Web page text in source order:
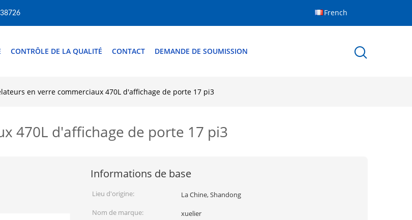
French
CONTRÔLE DE LA QUALITÉ CONTACT DEMANDE DE SOUMISSION
en verre commerciaux 470L d'affichage de porte 17 pi3
470L d'affichage de porte 17 pi3
Informations de base
Lieu d'origine:
La Chine, Shandong
Nom de marque:
xuelier